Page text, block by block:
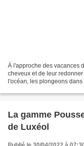
À l'approche des vacances
cheveux et de leur
l'océan, les plongeons
La gamme
de Luxéol